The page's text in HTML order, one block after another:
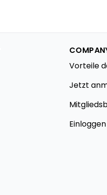
Vorteile
Jetzt
Einloggen